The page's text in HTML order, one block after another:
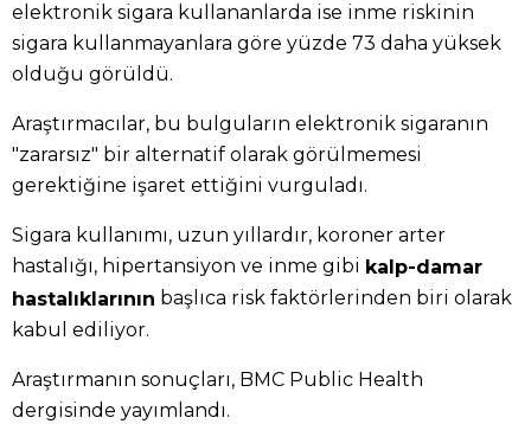
elektronik sigara kullananlarda ise inme riskinin
sigara kullanmayanlara göre yüzde 73 daha yüksek
olduğu görüldü.
Araştırmacılar, bu bulguların elektronik sigaranın
"zararsız" bir alternatif olarak görülmemesi
gerektiğine işaret ettiğini vurguladı.
Sigara kullanımı, uzun yıllardır, koroner arter
hastalığı, hipertansiyon ve inme gibi kalp-damar
hastalıklarının başlıca risk faktörlerinden biri olarak
kabul ediliyor.
Araştırmanın sonuçları, BMC Public Health
dergisinde yayımlandı.